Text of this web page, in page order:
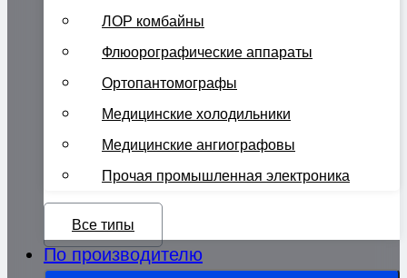
ЛОР комбайны
Флюорографические аппараты
Ортопантомографы
Медицинские холодильники
Медицинские ангиографовы
Прочая промышленная электроника
Все типы
По производителю